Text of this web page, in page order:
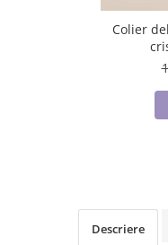
Cadouri pentru Nasi si Fini
Cadouri Craciun
Colier
Descriere